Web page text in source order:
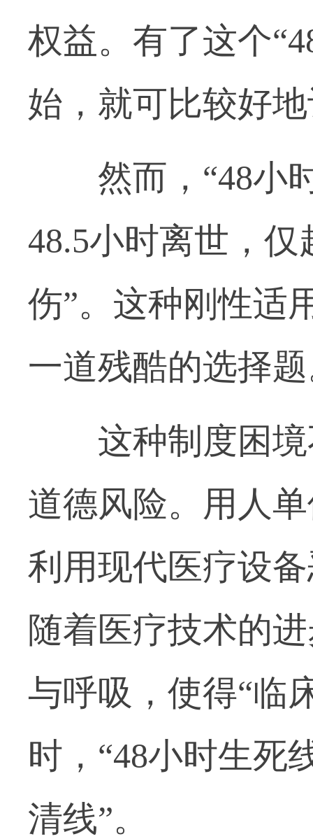
权益。有了这个
始，就可比较好
然而，“48小时
48.5小时离世，
伤”。这种刚性适
一道残酷的选择
这种制度困境
道德风险。用人
利用现代医疗设
随着医疗技术的
与呼吸，使得“临
时，“48小时生死
清线”。